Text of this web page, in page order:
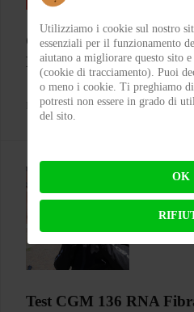
Colpo grosso in
Bentornata Aprilia?
MICHELE RUBIN (WOLF) ON 07-
Test CGM 136 RNA
Utilizziamo i cookie sul nostro
essenziali per il funzionamento
aiutano a migliorare questo sito
(cookie di tracciamento). Puoi
o meno i cookie. Ti preghiamo
potresti non essere in grado di
del sito.
OK